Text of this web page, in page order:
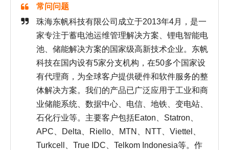
常问问题
珠海东帆科技有限公司成立于2013年4月，是一
家专注于蓄电池运维管理解决方案、锂电智能电
池、储能解决方案的国家级高新技术企业。东帆
科技在国内设有5家分支机构，在50多个国家设
有代理商，为全球客户提供硬件和软件服务的整
体解决方案。我们的产品已广泛应用于工业和商
业储能系统、数据中心、电信、地铁、变电站、
石化行业等。主要客户包括Eaton、Statron、
APC、Delta、Riello、MTN、NTT、Viettel、
Turkcell、True IDC、Telkom Indonesia等。作